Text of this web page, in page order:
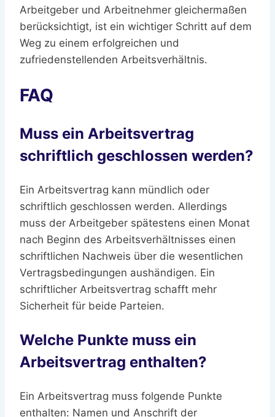
Arbeitgeber und Arbeitnehmer gleichermaßen
berücksichtigt, ist ein wichtiger Schritt auf dem
Weg zu einem erfolgreichen und
zufriedenstellenden Arbeitsverhältnis.
FAQ
Muss ein Arbeitsvertrag
schriftlich geschlossen werden?
Ein Arbeitsvertrag kann mündlich oder
schriftlich geschlossen werden. Allerdings
muss der Arbeitgeber spätestens einen Monat
nach Beginn des Arbeitsverhältnisses einen
schriftlichen Nachweis über die wesentlichen
Vertragsbedingungen aushändigen. Ein
schriftlicher Arbeitsvertrag schafft mehr
Sicherheit für beide Parteien.
Welche Punkte muss ein
Arbeitsvertrag enthalten?
Ein Arbeitsvertrag muss folgende Punkte
enthalten: Namen und Anschrift der